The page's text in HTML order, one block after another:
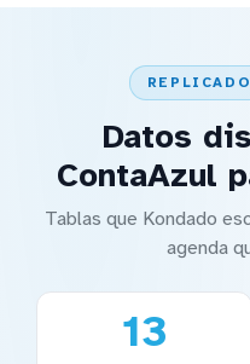
Datos
ContaAzul
Tablas que Kondado
agenda
13